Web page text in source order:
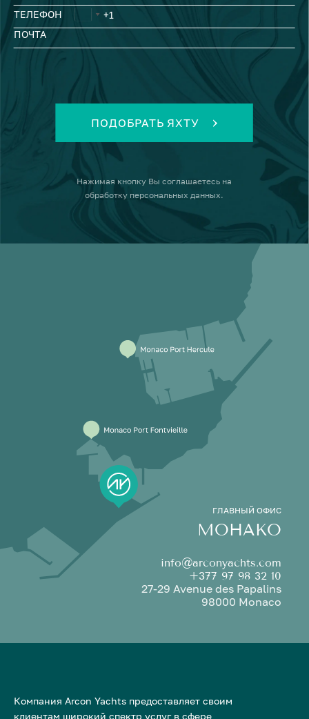
ТЕЛЕФОН
ПОЧТА
ПОДОБРАТЬ ЯХТУ
Нажимая кнопку Вы соглашаетесь на
обработку персональных данных.
ГЛАВНЫЙ ОФИС
МОНАКО
info@arconyachts.com
+377 97 98 32 10
27-29 Avenue des Papalins
98000 Monaco
Компания Arcon Yachts предоставляет своим
клиентам широкий спектр услуг в сфере